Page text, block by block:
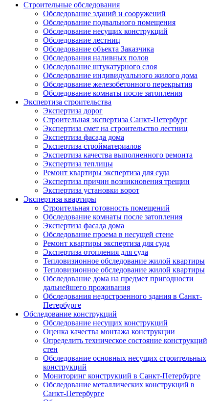
Строительные обследования
Обследование зданий и сооружений
Обследование подвального помещения
Обследование несущих конструкций
Обследование лестниц
Обследование объекта Заказчика
Обследования наливных полов
Обследование штукатурного слоя
Обследование индивидуального жилого дома
Обследование железобетонного перекрытия
Обследование комнаты после затопления
Экспертиза строительства
Экспертиза дорог
Строительная экспертиза Санкт-Петербург
Экспертиза смет на строительство лестниц
Экспертиза фасада дома
Экспертиза стройматериалов
Экспертиза качества выполненного ремонта
Экспертиза теплицы
Ремонт квартиры экспертиза для суда
Экспертиза причин возникновения трещин
Экспертиза установки ворот
Экспертиза квартиры
Строительная готовность помещений
Обследование комнаты после затопления
Экспертиза фасада дома
Обследование проема в несущей стене
Ремонт квартиры экспертиза для суда
Экспертиза отопления для суда
Тепловизионное обследование жилой квартиры
Тепловизионное обследование жилой квартиры
Обследование дома на предмет пригодности
дальнейшего проживания
Обследования недостроенного здания в Санкт-
Петербурге
Обследование конструкций
Обследование несущих конструкций
Оценка качества монтажа конструкции
Определить техническое состояние конструкций
стен
Обследование основных несущих строительных
конструкций
Мониторинг конструкций в Санкт-Петербурге
Обследование металлических конструкций в
Санкт-Петербурге